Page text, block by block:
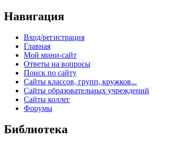
Навигация
Вход/регистрация
Главная
Мой мини-сайт
Ответы на вопросы
Поиск по сайту
Сайты классов, групп, кружков...
Сайты образовательных учреждений
Сайты коллег
Форумы
Библиотека